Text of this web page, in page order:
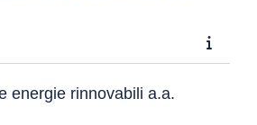
energie rinnovabili a.a.